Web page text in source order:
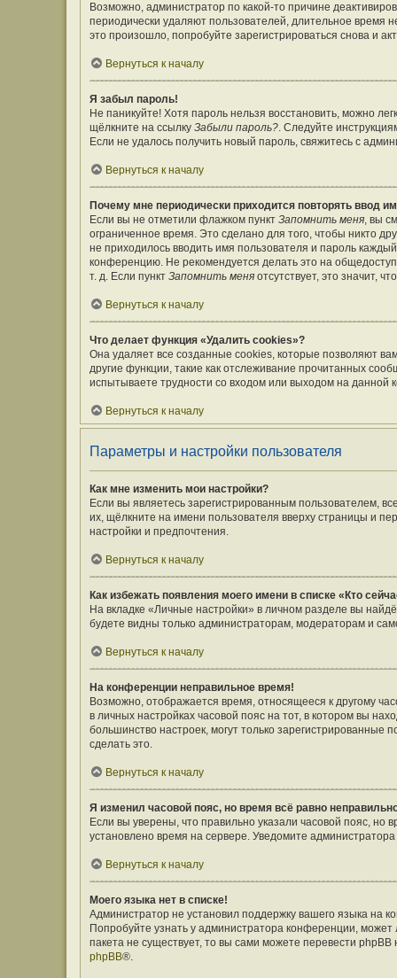
Возможно, администратор по какой-то причине
периодически удаляют пользователей, длительное
это произошло, попробуйте зарегистрироваться снова и
Вернуться к началу
Я забыл пароль!
Не паникуйте! Хотя пароль нельзя восстановить, можно
щёлкните на ссылку Забыли пароль?. Следуйте
Если не удалось получить новый пароль, свяжитесь с
Вернуться к началу
Почему мне периодически приходится повторять ввод
Если вы не отметили флажком пункт Запомнить меня, вы
ограниченное время. Это сделано для того, чтобы никто
не приходилось вводить имя пользователя и пароль
конференцию. Не рекомендуется делать это на
т. д. Если пункт Запомнить меня отсутствует, это значит,
Вернуться к началу
Что делает функция «Удалить cookies»?
Она удаляет все созданные cookies, которые позволяют
другие функции, такие как отслеживание прочитанных
испытываете трудности со входом или выходом на
Вернуться к началу
Параметры и настройки пользователя
Как мне изменить мои настройки?
Если вы являетесь зарегистрированным пользователем,
их, щёлкните на имени пользователя вверху страницы и
настройки и предпочтения.
Вернуться к началу
Как избежать появления моего имени в списке «Кто
На вкладке «Личные настройки» в личном разделе вы
будете видны только администраторам, модераторам и
Вернуться к началу
На конференции неправильное время!
Возможно, отображается время, относящееся к другому
в личных настройках часовой пояс на тот, в котором вы
большинство настроек, могут только
сделать это.
Вернуться к началу
Я изменил часовой пояс, но время всё равно
Если вы уверены, что правильно указали часовой пояс,
установлено время на сервере. Уведомите
Вернуться к началу
Моего языка нет в списке!
Администратор не установил поддержку вашего языка на
Попробуйте узнать у администратора конференции, может
пакета не существует, то вы сами можете перевести
phpBB®.